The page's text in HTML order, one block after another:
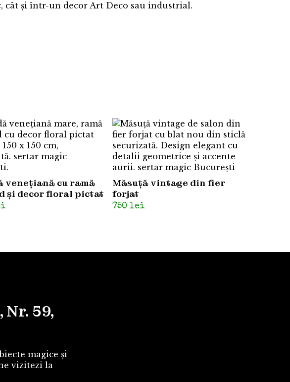
și într-un decor Art Deco sau industrial.
venețiană cu ramă
și decor floral pictat
Măsuță vintage din fier
forjat
750 lei
59,
magice și
vizitezi la